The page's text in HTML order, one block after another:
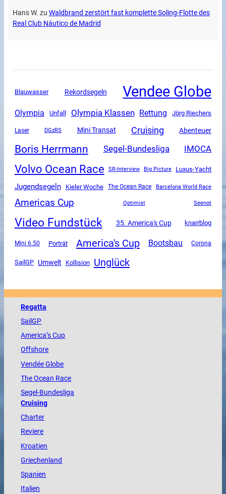
Hans W. zu Waldbrand zerstört fast komplette Soling-Flotte des
Real Club Náutico de Madrid
Blauwasser Rekordsegeln Vendee Globe
Olympia Unfall Olympia Klassen Rettung Jörg Riechers
Laser DGzRS Mini Transat Cruising Abenteuer
Boris Herrmann Segel-Bundesliga IMOCA
Volvo Ocean Race SR-Interview Big Picture Luxus-Yacht
Jugendsegeln Kieler Woche The Ocean Race Barcelona World Race
Americas Cup Optimist Seenot
Video Fundstück 35. America's Cup knarrblog
Mini 6.50 Porträt America's Cup Bootsbau Corona
SailGP Umwelt Kollision Unglück
Regatta
SailGP
America’s Cup
Offshore
VendéeGlobe
TheOcean Race
Segel-Bundesliga
Cruising
Charter
Reviere
Kroatien
Griechenland
Spanien
Italien